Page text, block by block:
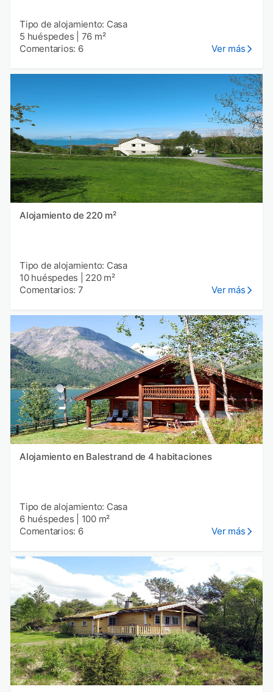
Tipo de alojamiento: Casa
5 huéspedes
76 m²
Comentarios: 6
Ver más
Alojamiento de 220 m²
Tipo de alojamiento: Casa
10 huéspedes
220 m²
Comentarios: 7
Ver más
Alojamiento en Balestrand de 4 habitaciones
Tipo de alojamiento: Casa
6 huéspedes
100 m²
Comentarios: 6
Ver más